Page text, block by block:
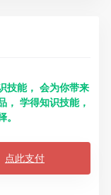
技能， 会为你带来
， 学得知识技能，
。
点此支付